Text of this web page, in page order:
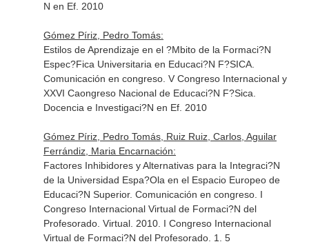
N en Ef. 2010
Gómez Píriz, Pedro Tomás:
Estilos de Aprendizaje en el ?Mbito de la Formaci?N
Espec?Fica Universitaria en Educaci?N F?SICA.
Comunicación en congreso. V Congreso Internacional y
XXVI Caongreso Nacional de Educaci?N F?Sica.
Docencia e Investigaci?N en Ef. 2010
Gómez Píriz, Pedro Tomás, Ruiz Ruiz, Carlos, Aguilar
Ferrándiz, Maria Encarnación:
Factores Inhibidores y Alternativas para la Integraci?N
de la Universidad Espa?Ola en el Espacio Europeo de
Educaci?N Superior. Comunicación en congreso. I
Congreso Internacional Virtual de Formaci?N del
Profesorado. Virtual. 2010. I Congreso Internacional
Virtual de Formaci?N del Profesorado. 1. 5